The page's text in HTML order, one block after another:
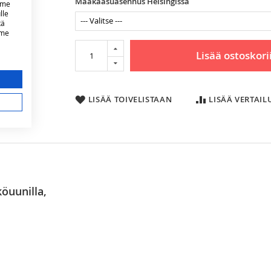
Lisää
LISÄÄ TOIVELISTAAN LISÄÄ
3,6 kW